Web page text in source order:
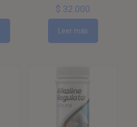
$ 32.000
Leer más